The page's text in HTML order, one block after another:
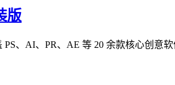
版
PS、AI、PR、AE 等 20 余款核心创意